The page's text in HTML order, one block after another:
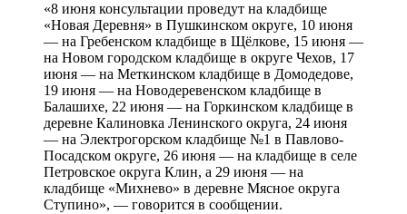
«8 июня консультации проведут на кладбище
«Новая Деревня» в Пушкинском округе, 10 июня
— на Гребенском кладбище в Щёлкове, 15 июня —
на Новом городском кладбище в округе Чехов, 17
июня — на Меткинском кладбище в Домодедове,
19 июня — на Новодеревенском кладбище в
Балашихе, 22 июня — на Горкинском кладбище в
деревне Калиновка Ленинского округа, 24 июня
— на Электрогорском кладбище №1 в Павлово-
Посадском округе, 26 июня — на кладбище в селе
Петровское округа Клин, а 29 июня — на
кладбище «Михнево» в деревне Мясное округа
Ступино», — говорится в сообщении.